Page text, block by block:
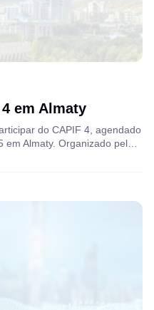
em Almaty
do CAPIF 4, agendado
Almaty. Organizado pelo